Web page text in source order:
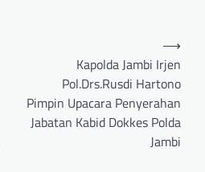
Kapolda Jambi Irjen
Pol.Drs.Rusdi Hartono
Pimpin Upacara Penyerahan
Jabatan Kabid Dokkes Polda
Jambi
⟶